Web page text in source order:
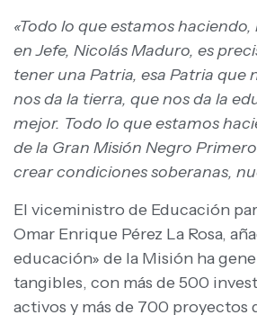
«Todo lo que estamos
en Jefe, Nicolás Maduro, es
tener una Patria, esa Patria que
nos da la tierra, que nos da la
mejor. Todo lo que estamos
de la Gran Misión Negro
crear condiciones soberanas,
El viceministro de Educación
Omar Enrique Pérez La Rosa,
educación» de la Misión ha
tangibles, con más de 500
activos y más de 700 proyectos